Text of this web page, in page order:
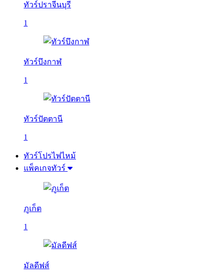
ทัวร์ปราจีนบุรี
1
ทัวร์บึงกาฬ
1
ทัวร์ปัตตานี
1
ทัวร์โปรไฟไหม้
แพ็คเกจทัวร์
ภูเก็ต
1
มัลดีฟส์